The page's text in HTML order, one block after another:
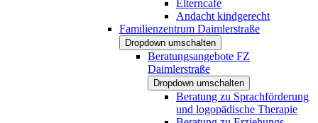
Elterncafé
Andacht kindgerecht
Familienzentrum Daimlerstraße
Dropdown umschalten
Beratungsangebote FZ
Daimlerstraße
Dropdown umschalten
Beratung zu Sprachförderung
und logopädische Therapie